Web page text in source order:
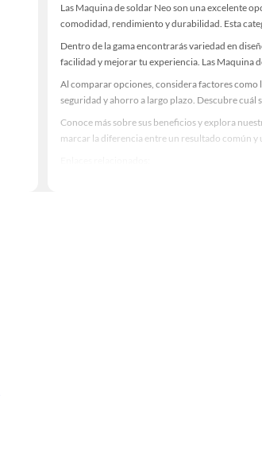
Las Maquina de soldar Neo son una excelente
comodidad, rendimiento y durabilidad. Esta
Dentro de la gama encontrarás variedad en
facilidad y mejorar tu experiencia. Las Maquina
Al comparar opciones, considera factores como
seguridad y ahorro a largo plazo. Descubre
Conoce más sobre sus beneficios y explora
marcar la diferencia entre un resultado común